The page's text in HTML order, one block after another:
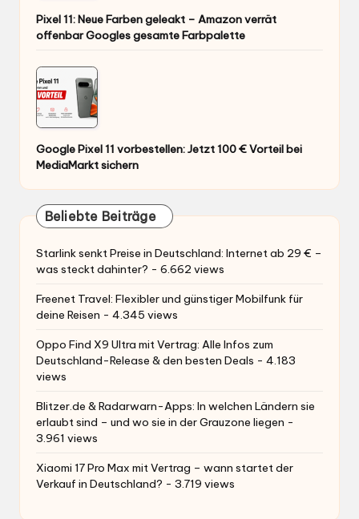
Pixel 11: Neue Farben geleakt – Amazon verrät
offenbar Googles gesamte Farbpalette
Google Pixel 11 vorbestellen: Jetzt 100 € Vorteil bei
MediaMarkt sichern
Beliebte Beiträge
Starlink senkt Preise in Deutschland: Internet ab 29 € –
was steckt dahinter? - 6.662 views
Freenet Travel: Flexibler und günstiger Mobilfunk für
deine Reisen - 4.345 views
Oppo Find X9 Ultra mit Vertrag: Alle Infos zum
Deutschland-Release & den besten Deals - 4.183
views
Blitzer.de & Radarwarn-Apps: In welchen Ländern sie
erlaubt sind – und wo sie in der Grauzone liegen -
3.961 views
Xiaomi 17 Pro Max mit Vertrag – wann startet der
Verkauf in Deutschland? - 3.719 views